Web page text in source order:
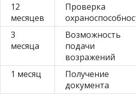
12
месяцев
Проверка
3
месяца
Возможность
подачи
возражений
1 месяц
Получение
документа